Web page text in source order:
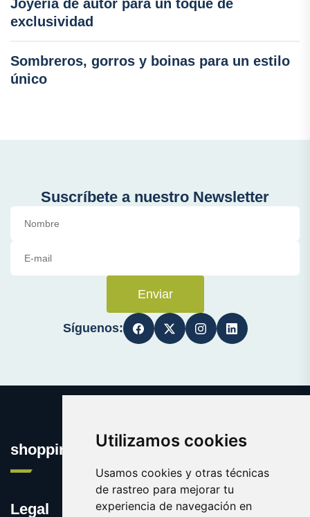
Utilizamos cookies
Usamos cookies y otras técnicas
de rastreo para mejorar tu
experiencia de navegación en
Joyería de autor para un toque de
exclusividad
Sombreros, gorros y boinas para un estilo
único
Suscríbete a nuestro Newsletter
Enviar
Síguenos:
shopping.eus
Legal